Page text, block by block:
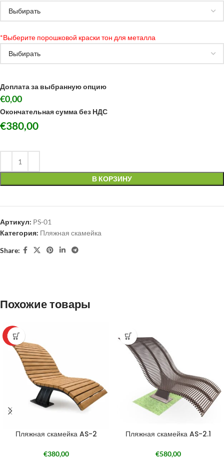
*Выберите порошковой краски тон для металла
Доплата за выбранную опцию
€0,00
Окончательная сумма без НДС
€380,00
В КОРЗИНУ
Артикул: PS-01
Категория: Пляжная скамейка
Share:
Похожие товары
HOT
Пляжная скамейка AS-2
€380,00
Пляжная скамейка AS-2.1
€580,00